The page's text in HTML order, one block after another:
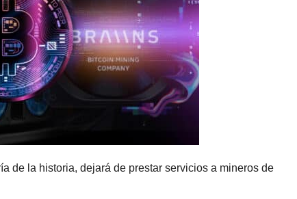
de la historia, dejará de prestar servicios a mineros de